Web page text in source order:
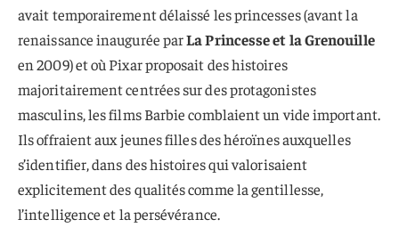
avait temporairement délaissé les princesses (avant la
renaissance inaugurée parLa Princesse et la Grenouille
en 2009) et où Pixar proposait des histoires
majoritairement centrées sur des protagonistes
masculins, les films Barbie comblaient un vide important.
Ils offraient aux jeunes filles des héroïnes auxquelles
s’identifier, dans des histoires qui valorisaient
explicitement des qualités comme la gentillesse,
l’intelligence et la persévérance.